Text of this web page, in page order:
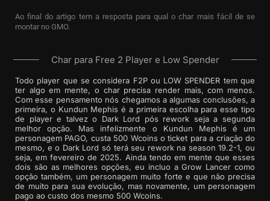
Ao final do artigo tem a resposta para qual o char mais fácil de se
montar no GMO.
Char para Free 2 Player e Low Spender
Todo player que se considera F2P ou LOW SPENDER tem que
ter algo em mente, o char precisa render mais, com menos.
Com esse pensamento nós chegamos a algumas conclusões, a
primeira, o Kundun Mephis é a primeira escolha para esse tipo
de player e talvez o Dark Lord pós rework seja a segunda
melhor opção. Mas infelizmente o Kundun Mephis é um
personagem PAGO, custa 500 Wcoins o ticket para a criação do
mesmo, e o Dark Lord só terá seu rework na season 19.2-1, ou
seja, em fevereiro de 2025. Ainda tendo em mente que esses
dois são as melhores opções, eu incluo a Grow Lancer como
opção também, um personagem muito forte e que não precisa
de muito para sua evolução, mas novamente, um personagem
pago ao custo dos mesmo 500 Wcoins.